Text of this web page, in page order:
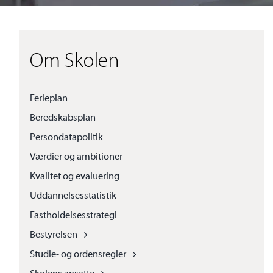
Om Skolen
Ferieplan
Beredskabsplan
Persondatapolitik
Værdier og ambitioner
Kvalitet og evaluering
Uddannelsesstatistik
Fastholdelsesstrategi
Bestyrelsen
Studie- og ordensregler